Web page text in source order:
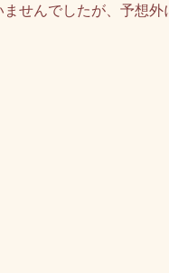
せんでしたが、予想外